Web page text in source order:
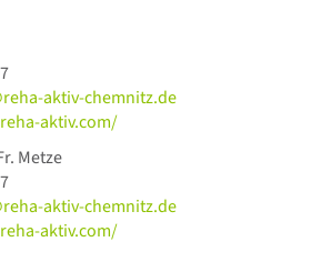
aktiv-chemnitz.de
aktiv.com/
Metze
aktiv-chemnitz.de
aktiv.com/